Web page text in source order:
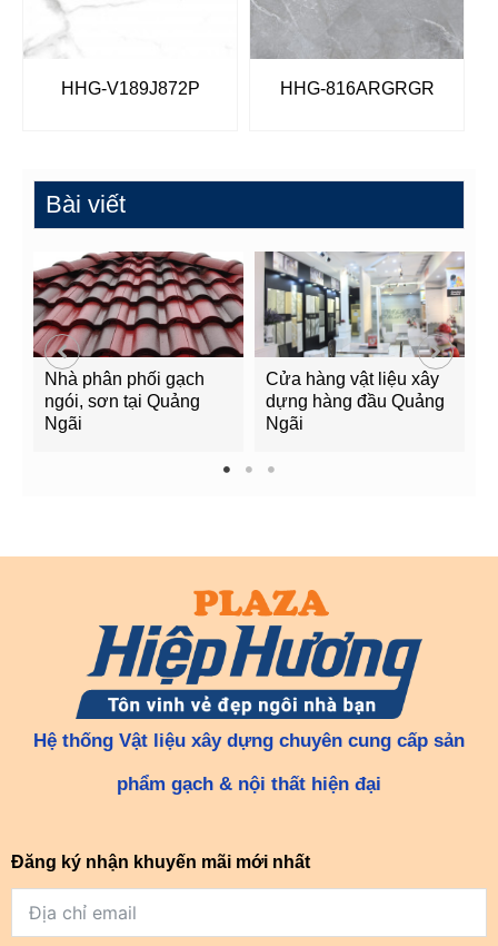
HHG-V189J872P HHG-816ARGRGR
Bài viết
Nhà phân phối gạch
ngói, sơn tại Quảng
Ngãi
Cửa hàng vật liệu xây
dựng hàng đầu Quảng
Ngãi
1 2 3
Hệ thống Vật liệu xây dựng chuyên cung cấp sản
phẩm gạch & nội thất hiện đại
Đăng ký nhận khuyến mãi mới nhất